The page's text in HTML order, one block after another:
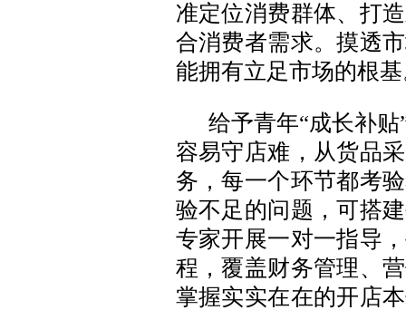
准定位消费群体、打
合消费者需求。摸透
能拥有立足市场的根
给予青年“成长补
容易守店难，从货品
务，每一个环节都考
验不足的问题，可搭
专家开展一对一指导
程，覆盖财务管理、
掌握实实在在的开店